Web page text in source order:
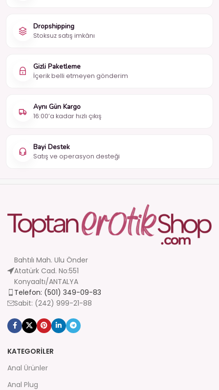
Dropshipping
Stoksuz satış imkânı
Gizli Paketleme
İçerik belli etmeyen gönderim
Aynı Gün Kargo
16:00’a kadar hızlı çıkış
Bayi Destek
Satış ve operasyon desteği
Bahtılı Mah. Ulu Önder
Atatürk Cad. No:551
Konyaaltı/ANTALYA
Telefon: (501) 349-09-83
Sabit: (242) 999-21-88
KATEGORİLER
Anal Ürünler
Anal Plug